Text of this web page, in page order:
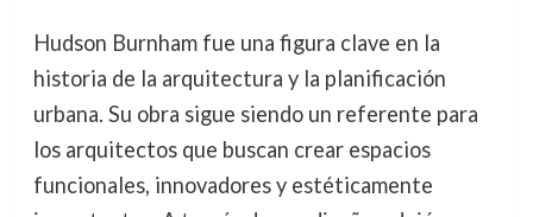
Hudson Burnham fue una figura clave en la
historia de la arquitectura y la planificación
urbana. Su obra sigue siendo un referente para
los arquitectos que buscan crear espacios
funcionales, innovadores y estéticamente